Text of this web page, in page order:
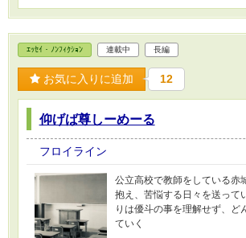
ｴｯｾｲ・ﾉﾝﾌｨｸｼｮﾝ 連載中 長編
お気に入りに追加 12
仰げば尊しーめーる
フロイライン
公立高校で教師をしている赤
抱え、苦悩する日々を送って
りは優斗の事を理解せず、ど
ていく